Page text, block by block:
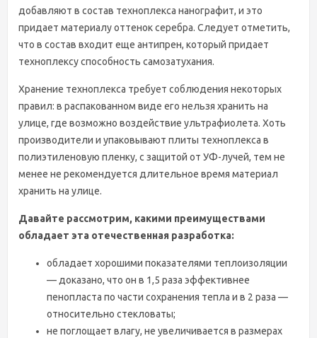
добавляют в состав техноплекса нанографит, и это
придает материалу оттенок серебра. Следует отметить,
что в состав входит еще антипрен, который придает
техноплексу способность самозатухания.
Хранение техноплекса требует соблюдения некоторых
правил: в распакованном виде его нельзя хранить на
улице, где возможно воздействие ультрафиолета. Хоть
производители и упаковывают плиты техноплекса в
полиэтиленовую пленку, с защитой от УФ-лучей, тем не
менее не рекомендуется длительное время материал
хранить на улице.
Давайте рассмотрим, какими преимуществами
обладает эта отечественная разработка:
обладает хорошими показателями теплоизоляции
— доказано, что он в 1,5 раза эффективнее
пенопласта по части сохранения тепла и в 2 раза —
относительно стекловаты;
не поглощает влагу, не увеличивается в размерах